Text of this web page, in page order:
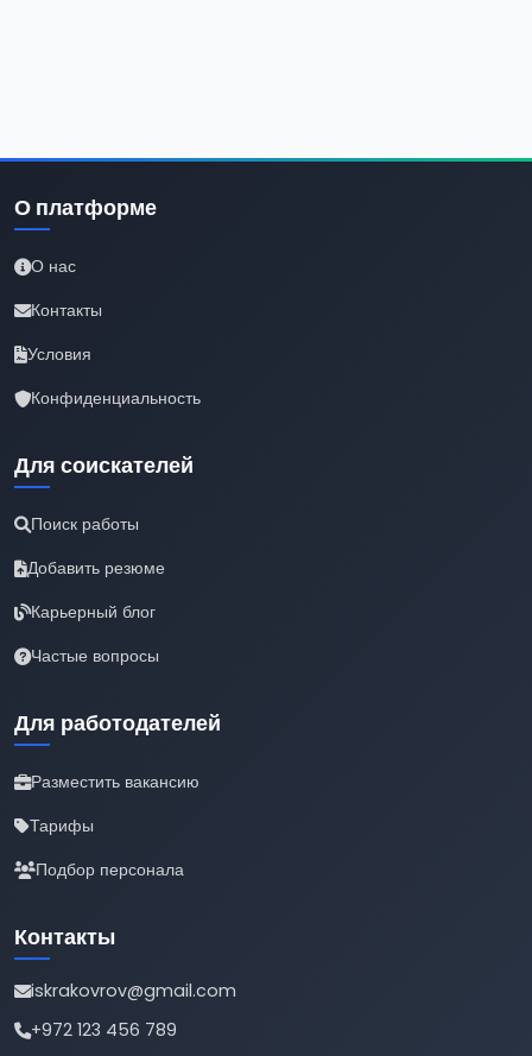
О платформе
О нас
Контакты
Условия
Конфиденциальность
Для соискателей
Поиск работы
Добавить резюме
Карьерный блог
Частые вопросы
Для работодателей
Разместить вакансию
Тарифы
Подбор персонала
Контакты
iskrakovrov@gmail.com
+972 123 456 789